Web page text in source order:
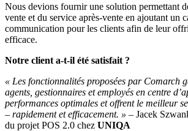
Nous devions fournir une solution permettant
vente et du service après-vente en ajoutant un
communication pour les clients afin de leur
efficace.
Notre client a-t-il été satisfait ?
« Les fonctionnalités proposées par Comarch
agents, gestionnaires et employés en centre
performances optimales et offrent le meilleur
– rapidement et efficacement. » – Jacek
du projet POS 2.0 chez UNIQA